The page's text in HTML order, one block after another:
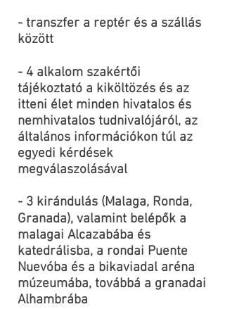
- transzfer a reptér és a szállás
között
- 4 alkalom szakértői
tájékoztató a kiköltözés és az
itteni élet minden hivatalos és
nemhivatalos tudnivalójáról, az
általános információkon túl az
egyedi kérdések
megválaszolásával
- 3 kirándulás (Malaga, Ronda,
Granada), valamint belépők a
malagai Alcazabába és
katedrálisba, a rondai Puente
Nuevóba és a bikaviadal aréna
múzeumába, továbbá a granadai
Alhambrába